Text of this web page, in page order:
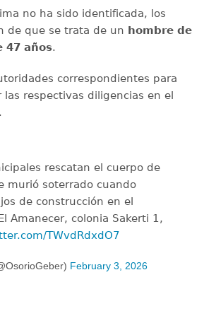
no ha sido identificada, los
de que se trata de un hombre de
47 años.
correspondientes para
respectivas diligencias en el
rescatan el cuerpo de
murió soterrado cuando
de construcción en el
Amanecer, colonia Sakerti 1,
TWvdRdxdO7
February 3, 2026